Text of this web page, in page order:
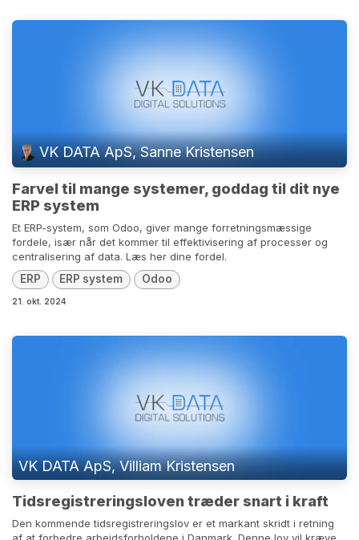
VK DATA ApS, Sanne Kristensen
Farvel til mange systemer, goddag til dit nye
ERP system
Et ERP-system, som Odoo, giver mange forretningsmæssige
fordele, især når det kommer til effektivisering af processer og
centralisering af data. Læs her dine fordel.
ERP
ERP system Odoo
21. okt. 2024
VK DATA ApS, Villiam Kristensen
Tidsregistreringsloven træder snart i kraft
Den kommende tidsregistreringslov er et markant skridt i retning